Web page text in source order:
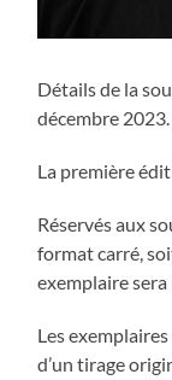
Détails de la
décembre 2023.
La première
Réservés aux
format carré,
exemplaire sera
Les
d’un tirage